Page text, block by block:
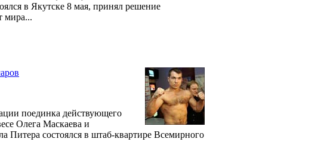
в Якутске 8 мая, принял решение
мира...
поединка действующего
Олега Маскаева и
Питера состоялся в штаб-квартире Всемирного